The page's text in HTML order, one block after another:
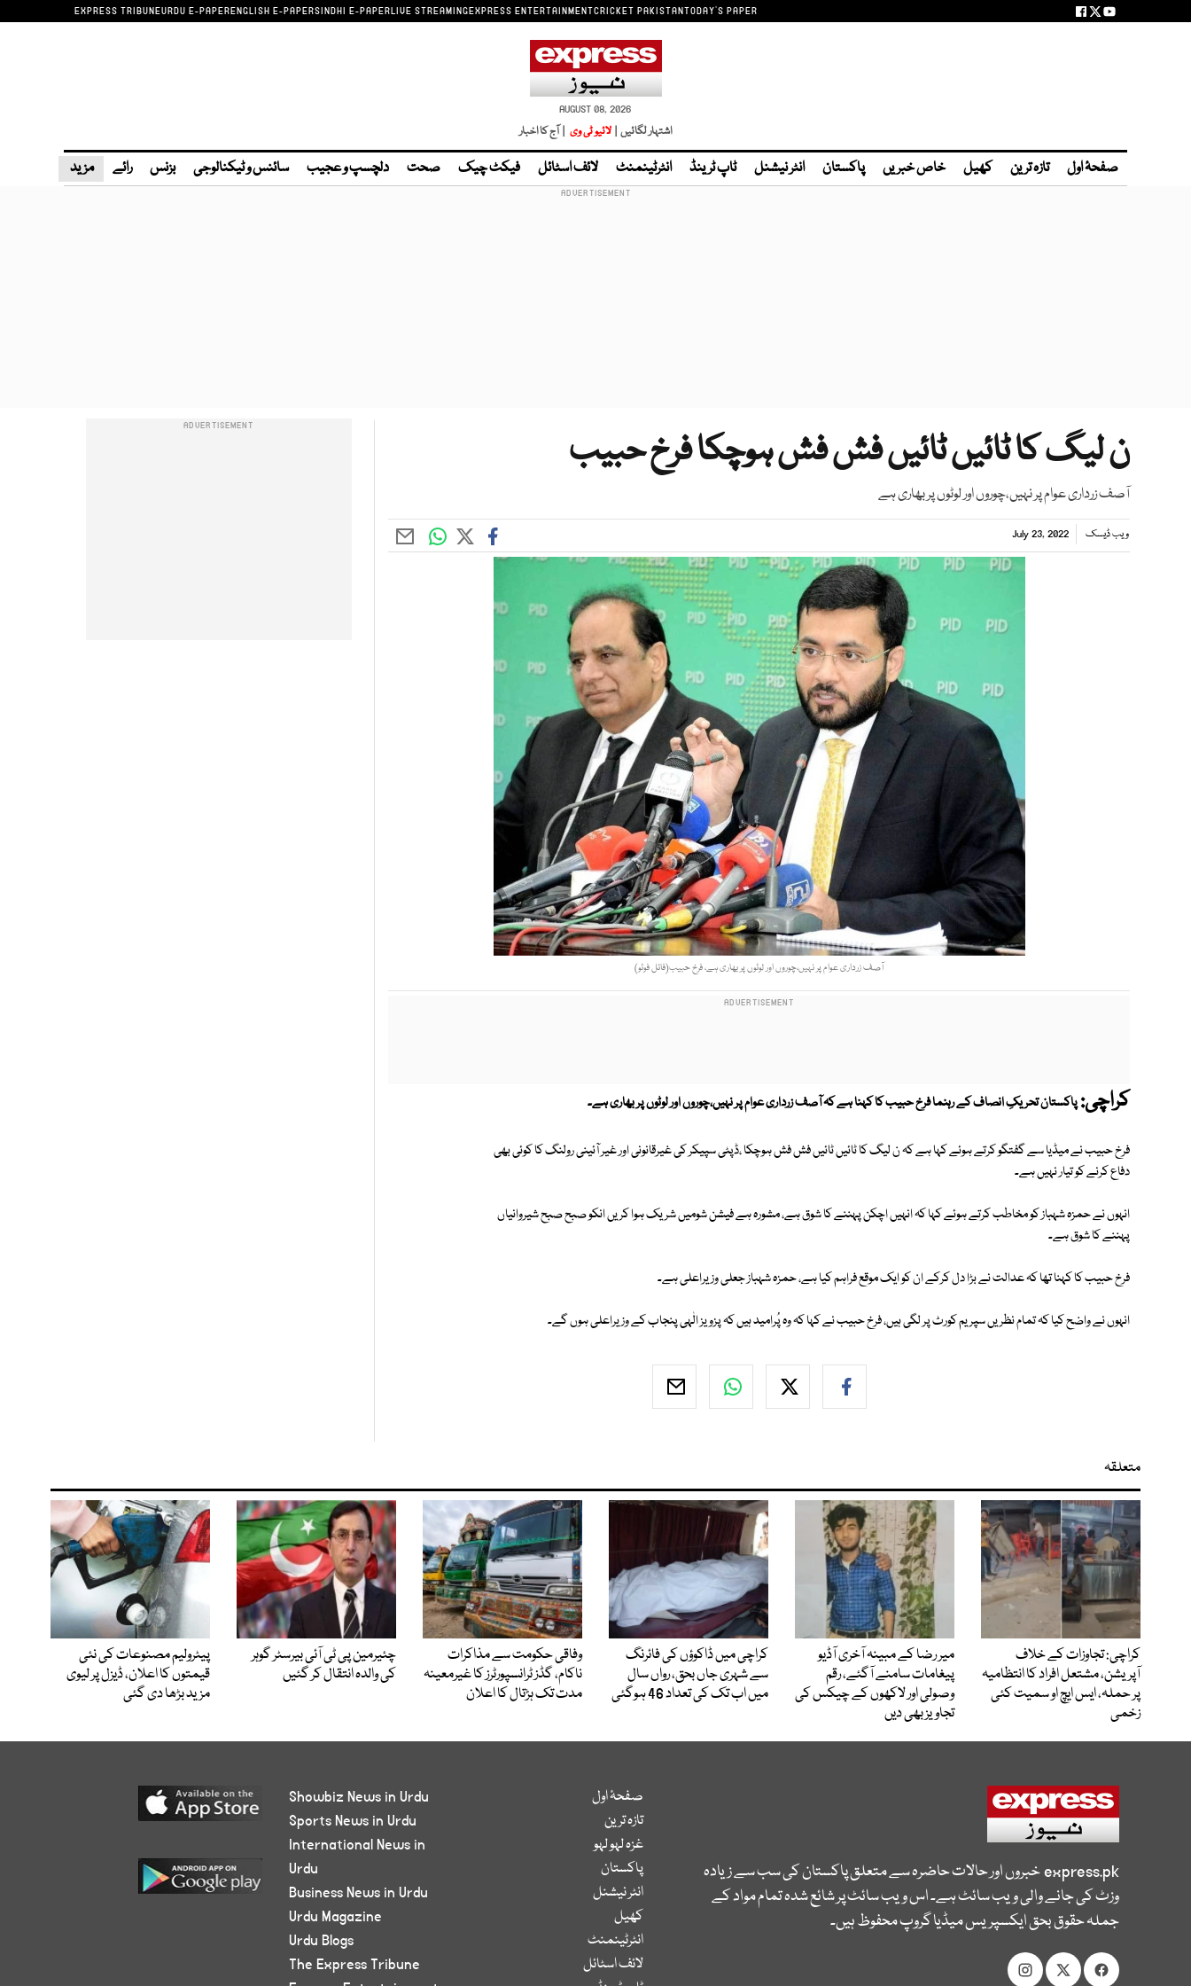
EXPRESS TRIBUNEURDU E-PAPERENGLISH E-PAPERSINDHI E-PAPERLIVE STREAMINGEXPRESS ENTERTAINMENTCRICKET PAKISTANTODAY'S PAPER
AUGUST 08, 2026
اشتہار لگائیں | لائیو ٹی وی | آج کا اخبار
صفحۂ اول تازہ ترین کھیل خاص خبریں پاکستان انٹر نیشنل ٹاپ ٹرینڈ انٹرٹینمنٹ لائف اسٹائل فیکٹ چیک صحت دلچسپ و عجیب سائنس و ٹیکنالوجی بزنس رائے مزید
ن لیگ کا ٹائیں ٹائیں فش فش ہوچکا فرخ حبیب
آصف زرداری عوام پر نہیں،چوروں اور لوٹوں پر بھاری ہے
ویب ڈیسک July 23, 2022
آصف زرداری عوام پر نہیں،چوروں اور لوٹوں پر بھاری ہے، فرخ حبیب(فائل فوٹو)
کراچی:پاکستان تحریکِ انصاف کے رہنما فرخ حبیب کا کہنا ہے کہ آصف زرداری عوام پر نہیں،چوروں اور لوٹوں پر بھاری ہے۔
فرخ حبیب نے میڈیا سے گفتگو کرتے ہوئے کہا ہے کہ ن لیگ کا ٹائیں ٹائیں فش فش ہوچکا ،ڈپٹی سپیکر کی غیرقانونی اور غیر آئینی رولنگ کا کوئی بھی
دفاع کرنے کو تیار نہیں ہے۔
انہوں نے حمزہ شہباز کو مخاطب کرتے ہوئے کہا کہ انہیں اچکن پہننے کا شوق ہے، مشورہ ہے فیشن شومیں شریک ہوا کریں انکو صبح صبح شیروانیاں
پہننے کا شوق ہے۔
فرخ حبیب کا کہنا تھا کہ عدالت نے بڑا دل کرکے ان کو ایک موقع فراہم کیا ہے، حمزہ شہباز جعلی وزیراعلی ہے۔
انہوں نے واضح کیا کہ تمام نظریں سپریم کورٹ پر لگی ہیں، فرخ حبیب نے کہا کہ وہ پُرامید ہیں کہ پزویز الٰہی پنجاب کے وزیراعلی ہوں گے۔
متعلقہ
کراچی: تجاوزات کے خلاف
آپریشن، مشتعل افراد کا انتظامیہ
پر حملہ، ایس ایچ او سمیت کئی
زخمی
میر رضا کے مبینہ آخری آڈیو
پیغامات سامنے آگئے، رقم
وصولی اور لاکھوں کے چیکس کی
تجاویز بھی دیں
کراچی میں ڈاکوؤں کی فائرنگ
سے شہری جاں بحق، رواں سال
میں اب تک کی تعداد 46 ہوگئی
وفاقی حکومت سے مذاکرات
ناکام، گڈز ٹرانسپورٹرز کا غیرمعینہ
مدت تک ہڑتال کا اعلان
چئیرمین پی ٹی آئی بیرسٹر گوہر
کی والدہ انتقال کر گئیں
پیٹرولیم مصنوعات کی نئی
قیمتوں کا اعلان، ڈیزل پر لیوی
مزید بڑھا دی گئی
express.pkخبروں اور حالات حاضرہ سے متعلق پاکستان کی سب سے زیادہ
وزٹ کی جانے والی ویب سائٹ ہے۔ اس ویب سائٹ پر شائع شدہ تمام مواد کے
جملہ حقوق بحق ایکسپریس میڈیا گروپ محفوظ ہیں۔
صفحۂ اول
تازہ ترین
غزہ لہو لہو
پاکستان
انٹر نیشنل
کھیل
انٹرٹینمنٹ
لائف اسٹائل
Showbiz News in Urdu
Sports News in Urdu
International News in
Urdu
Business News in Urdu
Urdu Magazine
Urdu Blogs
The Express Tribune